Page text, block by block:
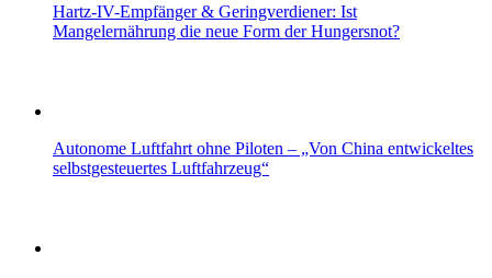
Hartz-IV-Empfänger & Geringverdiener: Ist
Mangelernährung die neue Form der Hungersnot?
Autonome Luftfahrt ohne Piloten – „Von China entwickeltes
selbstgesteuertes Luftfahrzeug“